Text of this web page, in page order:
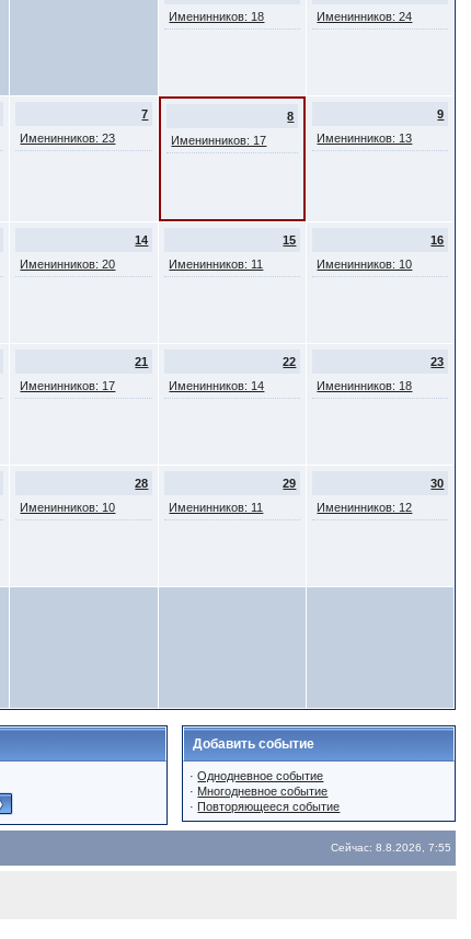
Именинников: 18
Именинников: 24
7
Именинников: 23
8
Именинников: 17
9
Именинников: 13
14
Именинников: 20
15
Именинников: 11
16
Именинников: 10
21
Именинников: 17
22
Именинников: 14
23
Именинников: 18
28
Именинников: 10
29
Именинников: 11
30
Именинников: 12
Добавить событие
·Однодневное событие
· Многодневное событие
·Повторяющееся событие
Сейчас: 8.8.2026, 7:55